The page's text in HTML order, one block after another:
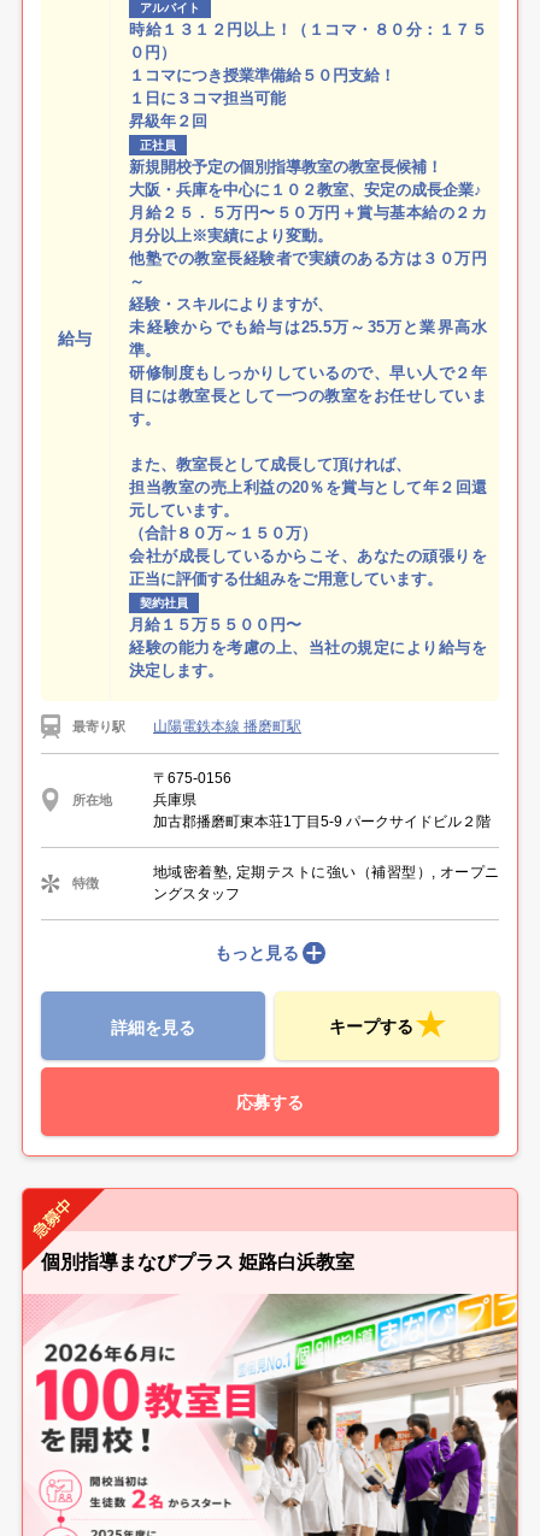
給与
アルバイト
時給１３１２円以上！（１コマ・８０分：１７５
０円）
１コマにつき授業準備給５０円支給！
１日に３コマ担当可能
昇級年２回
正社員
新規開校予定の個別指導教室の教室長候補！
大阪・兵庫を中心に１０２教室、安定の成長企業♪
月給２５．５万円〜５０万円＋賞与基本給の２カ
月分以上※実績により変動。
他塾での教室長経験者で実績のある方は３０万円
～
経験・スキルによりますが、
未経験からでも給与は25.5万～35万と業界高水
準。
研修制度もしっかりしているので、早い人で２年
目には教室長として一つの教室をお任せしていま
す。
また、教室長として成長して頂ければ、
担当教室の売上利益の20％を賞与として年２回還
元しています。
（合計８０万～１５０万）
会社が成長しているからこそ、あなたの頑張りを
正当に評価する仕組みをご用意しています。
契約社員
月給１５万５５００円〜
経験の能力を考慮の上、当社の規定により給与を
決定します。
最寄り駅 山陽電鉄本線 播磨町駅
所在地
〒675-0156
兵庫県
加古郡播磨町東本荘1丁目5-9 パークサイドビル２階
特徴
地域密着塾, 定期テストに強い（補習型）, オープニ
ングスタッフ
もっと見る
詳細を見る キープする
応募する
個別指導まなびプラス 姫路白浜教室